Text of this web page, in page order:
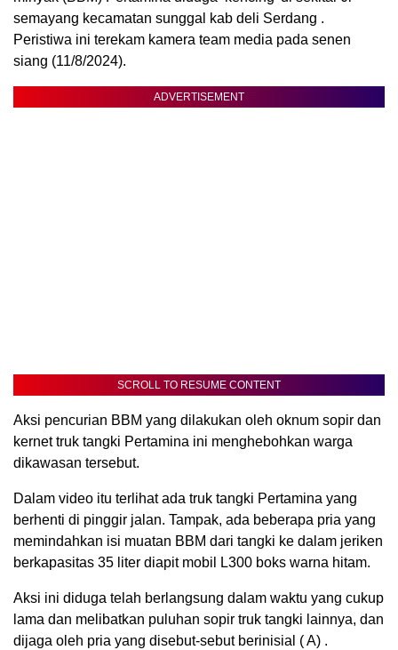
semayang kecamatan sunggal kab deli Serdang .
Peristiwa ini terekam kamera team media pada senen
siang (11/8/2024).
ADVERTISEMENT
SCROLL TO RESUME CONTENT
Aksi pencurian BBM yang dilakukan oleh oknum sopir dan
kernet truk tangki Pertamina ini menghebohkan warga
dikawasan tersebut.
Dalam video itu terlihat ada truk tangki Pertamina yang
berhenti di pinggir jalan. Tampak, ada beberapa pria yang
memindahkan isi muatan BBM dari tangki ke dalam jeriken
berkapasitas 35 liter diapit mobil L300 boks warna hitam.
Aksi ini diduga telah berlangsung dalam waktu yang cukup
lama dan melibatkan puluhan sopir truk tangki lainnya, dan
dijaga oleh pria yang disebut-sebut berinisial ( A) .